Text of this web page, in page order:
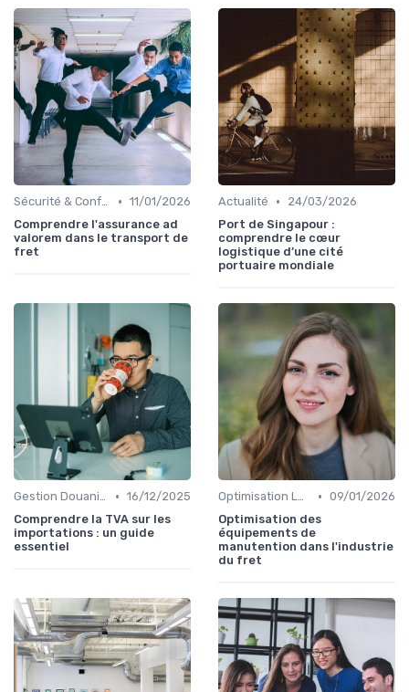
Sécurité & Conformité • 11/01/2026
Comprendre l'assurance ad
valorem dans le transport de
fret
Actualité •
24/03/2026
Port de Singapour :
comprendre le cœur
logistique d’une cité
portuaire mondiale
Gestion Douanière • 16/12/2025
Comprendre la TVA sur les
importations : un guide
essentiel
Optimisation Logistique • 09/01/2026
Optimisation des
équipements de
manutention dans l'industrie
du fret